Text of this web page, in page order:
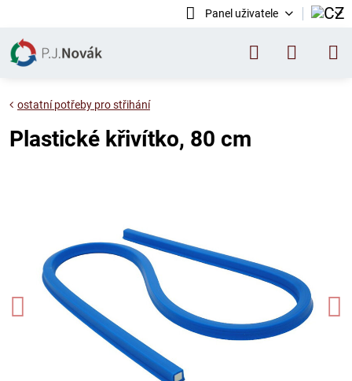
Panel uživatele
ostatní potřeby pro střihání
Plastické křivítko, 80 cm